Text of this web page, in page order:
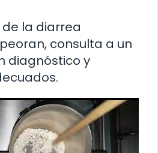
la diarrea
consulta a un
diagnóstico y